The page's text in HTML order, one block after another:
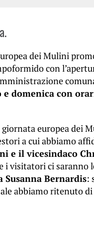
dei Mulini
con
domenica con
europea dei
a cui abbiamo
e il vicesindaco
i visitatori ci saranno
Bernardis:
abbiamo ritenuto